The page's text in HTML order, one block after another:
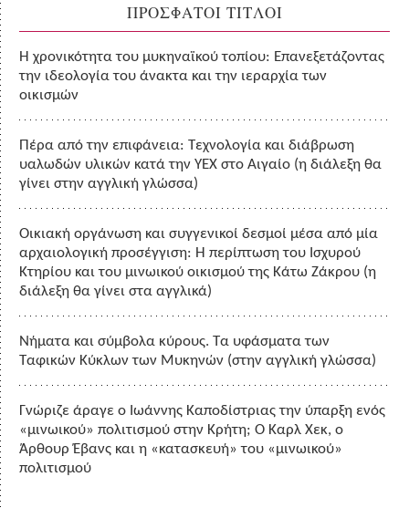
ΠΡΟΣΦΑΤΟΙ ΤΙΤΛΟΙ
Η χρονικότητα του μυκηναϊκού τοπίου: Επανεξετάζοντας
την ιδεολογία του άνακτα και την ιεραρχία των
οικισμών
Πέρα από την επιφάνεια: Τεχνολογία και διάβρωση
υαλωδών υλικών κατά την ΥΕΧ στο Αιγαίο (η διάλεξη θα
γίνει στην αγγλική γλώσσα)
Οικιακή οργάνωση και συγγενικοί δεσμοί μέσα από μία
αρχαιολογική προσέγγιση: Η περίπτωση του Ισχυρού
Κτηρίου και του μινωικού οικισμού της Κάτω Ζάκρου (η
διάλεξη θα γίνει στα αγγλικά)
Νήματα και σύμβολα κύρους. Τα υφάσματα των
Ταφικών Κύκλων των Μυκηνών (στην αγγλική γλώσσα)
Γνώριζε άραγε ο Ιωάννης Καποδίστριας την ύπαρξη ενός
«μινωικού» πολιτισμού στην Κρήτη; Ο Καρλ Χεκ, ο
Άρθουρ Έβανς και η «κατασκευή» του «μινωικού»
πολιτισμού